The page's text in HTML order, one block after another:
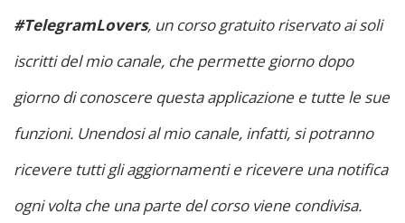
#TelegramLovers, un corso gratuito riservato ai soli
iscritti del mio canale, che permette giorno dopo
giorno di conoscere questa applicazione e tutte le sue
funzioni. Unendosi al mio canale, infatti, si potranno
ricevere tutti gli aggiornamenti e ricevere una notifica
ogni volta che una parte del corso viene condivisa.